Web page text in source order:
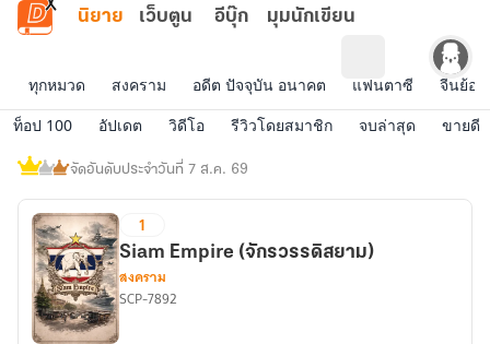
ข้ามไปยังเนื้อหาหลัก
นิยาย เว็บตูน อีบุ๊ก มุมนักเขียน
ทุกหมวด สงคราม อดีต ปัจจุบัน อนาคต แฟนตาซี
จีนย้อ
ท็อป 100
อัปเดต วิดีโอ รีวิวโดยสมาชิก จบล่าสุด ขายดี
ดท็อป
จัดอันดับประจำวันที่ 7 ส.ค. 69
1
Siam Empire (จักรวรรดิสยาม)
สงคราม
SCP-7892